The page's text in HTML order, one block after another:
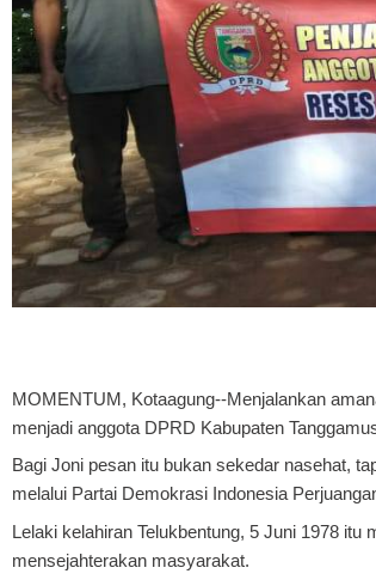
MOMENTUM, Kotaagung--Menjalankan
menjadi anggota DPRD Kabupaten
Bagi Joni pesan itu bukan sekedar nasehat,
melalui Partai Demokrasi Indonesia
Lelaki kelahiran Telukbentung, 5 Juni 1978
mensejahterakan masyarakat.